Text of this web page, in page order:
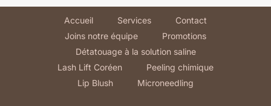
Accueil Services
Contact
Joins notre équipe
Promotions
Détatouage à la solution saline
Lash Lift Coréen
Peeling chimique
Lip Blush
Microneedling